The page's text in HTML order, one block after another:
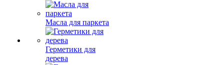
Масла для паркета
Герметики для
дерева